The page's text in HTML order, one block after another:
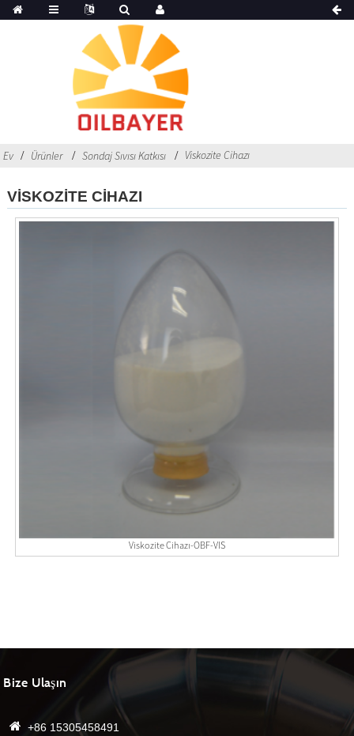
Ev Ürünler Sondaj Sıvısı Katkısı Viskozite Cihazı
VISKOZITE CIHAZI
Viskozite Cihazı-OBF-VIS
Bize Ulaşın
+86 15305458491